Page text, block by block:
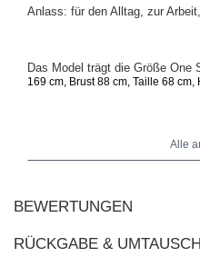
Anlass: für den Alltag, zur
Das Model trägt die Größe One
169 cm, Brust 88 cm, Taille 68 cm,
Maße des Kleides in Größe
den Achseln - 31 cm,
Alle
BEWERTUNGEN
RÜCKGABE & UMTAUSCH